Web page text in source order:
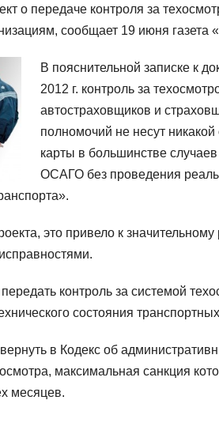
о передаче контроля за
сообщает 19 июня газета
В пояснительной записке к
2012 г. контроль за
автостраховщиков и
полномочий не несут никакой
карты в большинстве
ОСАГО без проведения
это привело к
контроль за системой
состояния
в Кодекс об
максимальная санкция
месяцев.